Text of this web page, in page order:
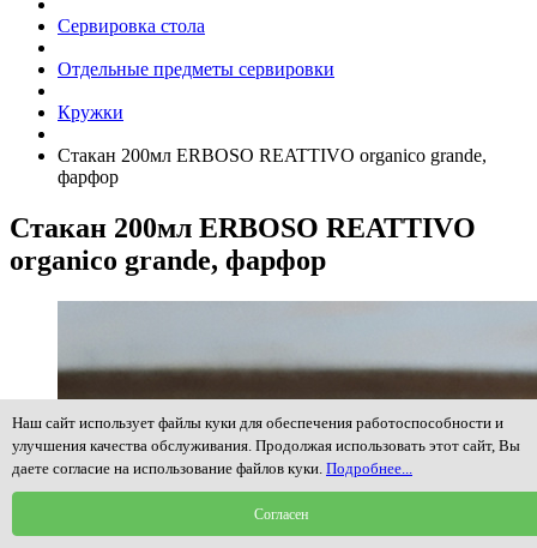
Сервировка стола
Отдельные предметы сервировки
Кружки
Стакан 200мл ERBOSO REATTIVO organico grande,
фарфор
Стакан 200мл ERBOSO REATTIVO
organico grande, фарфор
Наш сайт использует файлы куки для обеспечения работоспособности и
улучшения качества обслуживания. Продолжая использовать этот сайт, Вы
даете согласие на использование файлов куки. Подробнее...
Согласен